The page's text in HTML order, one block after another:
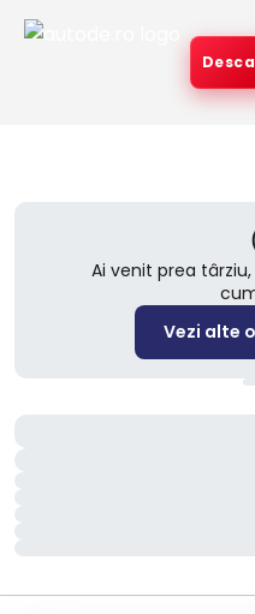
Ai venit prea
Vezi alte